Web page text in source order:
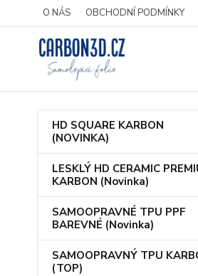
O NÁS OBCHODNÍ PODMÍNKY
HD SQUARE KARBON
(NOVINKA)
LESKLÝ HD CERAMIC
KARBON (Novinka)
SAMOOPRAVNÉ TPU PPF
BAREVNÉ (Novinka)
SAMOOPRAVNÝ TPU
(TOP)